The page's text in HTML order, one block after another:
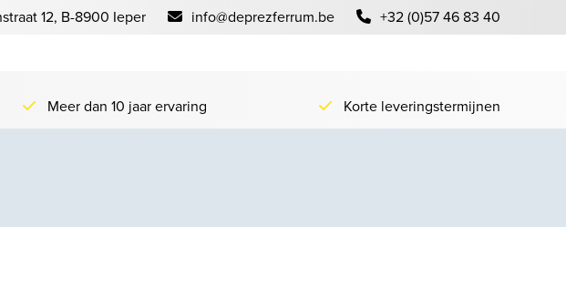
12, B-8900 Ieper info@deprezferrum.be +32 (0)57 46 83 40
Meer dan 10 jaar ervaring Korte leveringstermijnen